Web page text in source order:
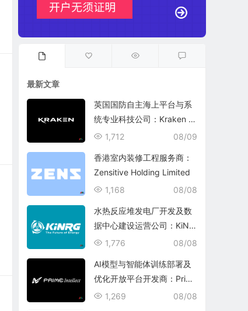
最新文章
英国国防自主海上平台与系
统专业科技公司：Kraken T
echnology Group
08/09
1,712
香港室内装修工程服务商：
Zensitive Holding Limited
08/08
1,168
水热反应堆发电厂开发及数
据中心建设运营公司：KiNR
G, Inc.
08/08
1,776
AI模型与智能体训练部署及
优化开放平台开发商：Prim
e Intellect, Inc.
08/08
1,269